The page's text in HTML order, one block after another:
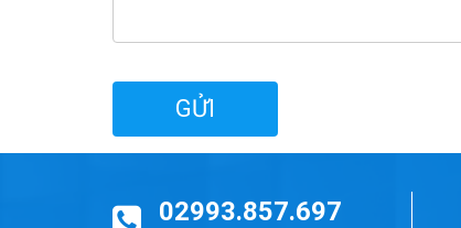
02993.857.697